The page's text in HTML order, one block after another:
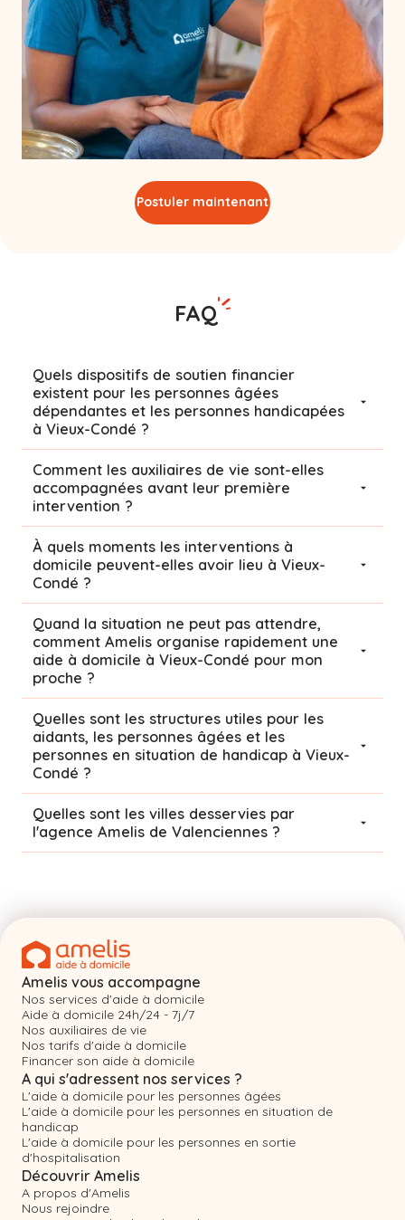
Postuler maintenant
FAQ
Quels dispositifs de soutien financier
existent pour les personnes âgées
dépendantes et les personnes handicapées
à Vieux-Condé ?
Comment les auxiliaires de vie sont-elles
accompagnées avant leur première
intervention ?
À quels moments les interventions à
domicile peuvent-elles avoir lieu à Vieux-
Condé ?
Quand la situation ne peut pas attendre,
comment Amelis organise rapidement une
aide à domicile à Vieux-Condé pour mon
proche ?
Quelles sont les structures utiles pour les
aidants, les personnes âgées et les
personnes en situation de handicap à Vieux-
Condé ?
Quelles sont les villes desservies par
l'agence Amelis de Valenciennes ?
Amelis vous accompagne
Nos services d'aide à domicile
Aide à domicile 24h/24 - 7j/7
Nos auxiliaires de vie
Nos tarifs d'aide à domicile
Financer son aide à domicile
A qui s'adressent nos services ?
L'aide à domicile pour les personnes âgées
L'aide à domicile pour les personnes en situation de
handicap
L'aide à domicile pour les personnes en sortie
d'hospitalisation
Découvrir Amelis
A propos d'Amelis
Nous rejoindre